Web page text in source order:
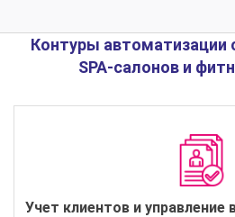
Контуры автоматизации
SPA-салонов и
Учет клиентов и